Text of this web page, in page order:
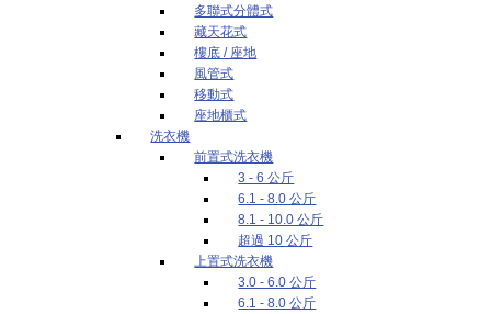
多聯式分體式
藏天花式
樓底 / 座地
風管式
移動式
座地櫃式
洗衣機
前置式洗衣機
3 - 6 公斤
6.1 - 8.0 公斤
8.1 - 10.0 公斤
超過 10 公斤
上置式洗衣機
3.0 - 6.0 公斤
6.1 - 8.0 公斤